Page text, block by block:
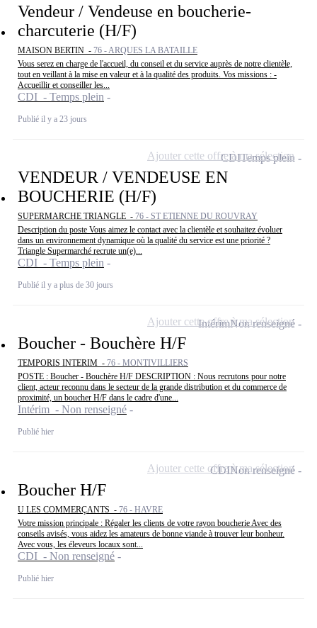
Vendeur / Vendeuse en boucherie-
charcuterie (H/F)
MAISON BERTIN - 76 - ARQUES LA BATAILLE
Vous serez en charge de l'accueil, du conseil et du service auprès de notre clientèle,
tout en veillant à la mise en valeur et à la qualité des produits. Vos missions : -
Accueillir et conseiller les...
CDI - Temps plein
Publié il y a 23 jours
VENDEUR / VENDEUSE EN
BOUCHERIE (H/F)
SUPERMARCHE TRIANGLE - 76 - ST ETIENNE DU ROUVRAY
Description du poste Vous aimez le contact avec la clientèle et souhaitez évoluer
dans un environnement dynamique où la qualité du service est une priorité ?
Triangle Supermarché recrute un(e)...
CDI - Temps plein
Publié il y a plus de 30 jours
CDITemps plein
Ajouter cette offre à ma sélection
Boucher - Bouchère H/F
TEMPORIS INTERIM - 76 - MONTIVILLIERS
POSTE : Boucher - Bouchère H/F DESCRIPTION : Nous recrutons pour notre
client, acteur reconnu dans le secteur de la grande distribution et du commerce de
proximité, un boucher H/F dans le cadre d'une...
Intérim - Non renseigné
Publié hier
IntérimNon renseigné
Ajouter cette offre à ma sélection
Boucher H/F
U LES COMMERÇANTS - 76 - HAVRE
Votre mission principale : Régaler les clients de votre rayon boucherie Avec des
conseils avisés, vous aidez les amateurs de bonne viande à trouver leur bonheur.
Avec vous, les éleveurs locaux sont...
CDI - Non renseigné
Publié hier
CDINon renseigné
Ajouter cette offre à ma sélection